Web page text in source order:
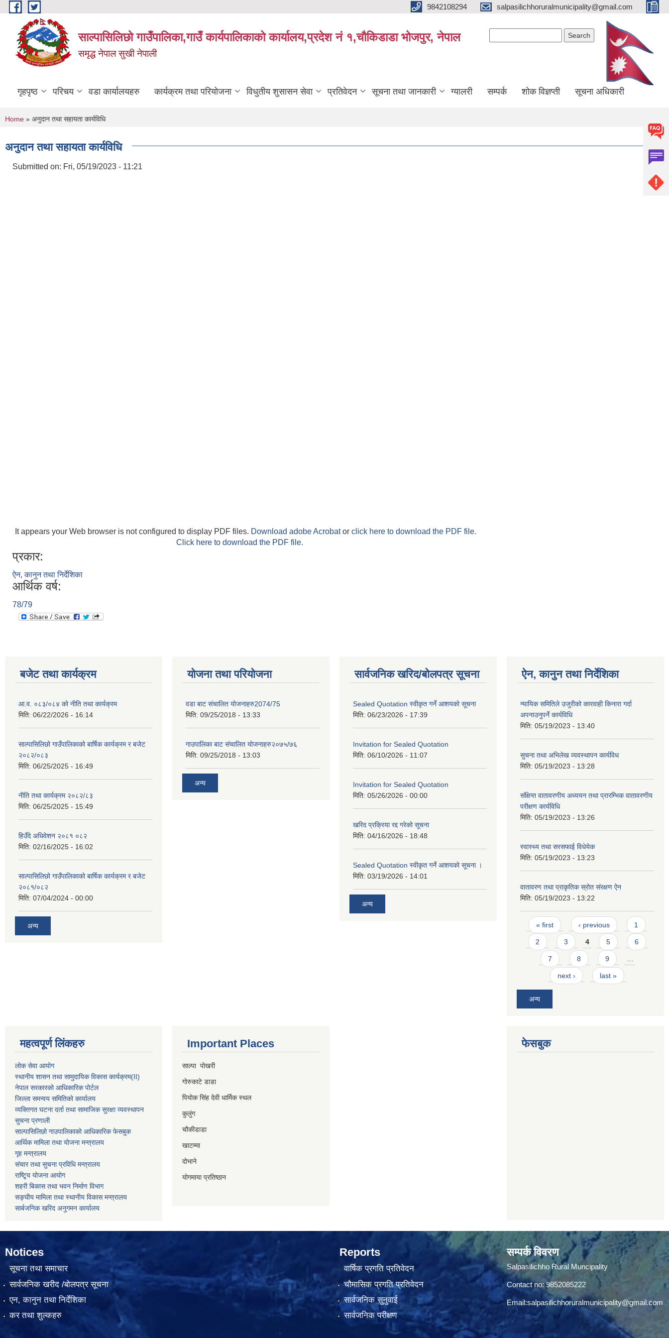
Skip to main content 9842108294 salpasilichhoruralmunicipality@gmail.com
साल्पासिलिछो गाउँपालिका,गाउँ कार्यपालिकाको कार्यालय,प्रदेश नं १,चौकिडाडा भोजपुर, नेपाल
समृद्ध नेपाल सुखी नेपाली
गृहपृष्ठ परिचय वडा कार्यालयहरु कार्यक्रम तथा परियोजना विधुतीय शुसासन सेवा प्रतिवेदन सूचना तथा जानकारी ग्यालरी सम्पर्क शोक विज्ञप्ती सूचना अधिकारी
You are here
Home » अनुदान तथा सहायता कार्यविधि
अनुदान तथा सहायता कार्यविधि
Submitted on: Fri, 05/19/2023 - 11:21
It appears your Web browser is not configured to display PDF files. Download adobe Acrobator click here to download the PDF file.
Click here to download the PDF file.
प्रकार:
ऐन, कानुन तथा निर्देशिका
आर्थिक वर्ष:
78/79
बजेट तथा कार्यक्रम
आ.व. ०८३/०८४ को नीति तथा कार्यक्रम
मिति: 06/22/2026 - 16:14
साल्पासिलिछो गाउँपालिकाको बार्षिक कार्यक्रम र बजेट
२०८२/०८३
मिति: 06/25/2025 - 16:49
नीति तथा कार्यक्रम २०८२/८३
मिति: 06/25/2025 - 15:49
हिउँदे अधिवेशन २०८१ ०८२
मिति: 02/16/2025 - 16:02
साल्पासिलिछो गाउँपालिकाको बार्षिक कार्यक्रम र बजेट
२०८१/०८२
मिति: 07/04/2024 - 00:00
अन्य
योजना तथा परियोजना
वडा बाट संचालित योजनाहरु2074/75
मिति: 09/25/2018 - 13:33
गाउपालिका बाट संचालित योजनाहरु२०७५/७६
मिति: 09/25/2018 - 13:03
अन्य
सार्वजनिक खरिद/बोलपत्र सूचना
Sealed Quotation स्वीकृत गर्ने आशयको सूचना
मिति: 06/23/2026 - 17:39
Invitation for Sealed Quotation
मिति: 06/10/2026 - 11:07
Invitation for Sealed Quotation
मिति: 05/26/2026 - 00:00
खरिद प्रक्रिया रद्द गरेको सूचना
मिति: 04/16/2026 - 18:48
Sealed Quotation स्वीकृत गर्ने आशयको सूचना ।
मिति: 03/19/2026 - 14:01
अन्य
ऐन, कानुन तथा निर्देशिका
न्यायिक समितिले उजुरीको कारवाही किनारा गर्दा
अपनाउनुपर्ने कार्यविधि
मिति: 05/19/2023 - 13:40
सुचना तथा अभिलेख व्यवस्थापन कार्यविध
मिति: 05/19/2023 - 13:28
संक्षिप्त वातावरणीय अध्ययन तथा प्रारम्भिक वातावरणीय
परीक्षण कार्यविधि
मिति: 05/19/2023 - 13:26
स्वास्थ्य तथा सरसफाई विधेयेक
मिति: 05/19/2023 - 13:23
वातावरण तथा प्राकृतिक स्रोत संरक्षण ऐन
मिति: 05/19/2023 - 13:22
Pages
« first ‹ previous 1
2 3 4 5 6
7 8 9 …
next › last »
अन्य
महत्वपूर्ण लिंकहरु
लोक सेवा आयोग
स्थानीय शासन तथा सामुदायिक विकास कार्यक्रम(II)
नेपाल सरकारको आधिकारिक पोर्टल
जिल्ला समन्वय समितिको कार्यालय
व्यक्तिगत घटना दर्ता तथा सामाजिक सुरक्षा व्यवस्थापन
सुचना प्रणाली
साल्पासिलिछो गाउपालिकाको आधिकारिक फेसबुक
आर्थिक मामिला तथा योजना मन्त्रालय
गृह मन्त्रालय
संचार तथा सुचना प्रविधि मन्त्रालय
राष्टि्ृय योजना आयोग
शहरी बिकास तथा भवन निर्माण विभाग
सङ्घीय मामिला तथा स्थानीय विकास मन्त्रालय
सार्बजनिक खरिद अनुगमन कार्यालय
Important Places
साल्पा पोखरी
गोरुकाटे डाडा
पियोक सिंह देवी धार्मिक स्थल
कुलुंग
चौकीडाडा
खाटम्मा
दोभाने
योगमाया प्रतिष्ठान
फेसबुक
Notices
सूचना तथा समाचार
सार्वजनिक खरीद /बोलपत्र सूचना
एन, कानुन तथा निर्देशिका
कर तथा शुल्कहरु
Reports
वार्षिक प्रगति प्रतिवेदन
चौमासिक प्रगति प्रतिवेदन
सार्वजनिक सुनुवाई
सार्वजनिक परीक्षण
सम्पर्क विवरण
Salpasilichho Rural Muncipality
Contact no: 9852085222
Email:salpasilichhoruralmunicipality@gmail.com